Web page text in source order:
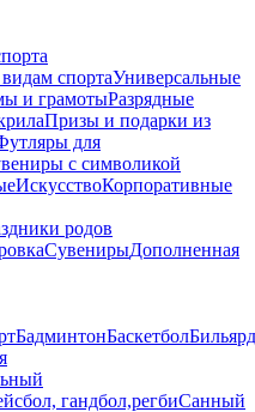
спортаУниверсальные
и грамотыРазрядные
Призы и подарки из
для
с символикой
ИскусствоКорпоративные
родов
СувенирыДополненная
БадминтонБаскетболБильярд
гандбол,регбиСанный